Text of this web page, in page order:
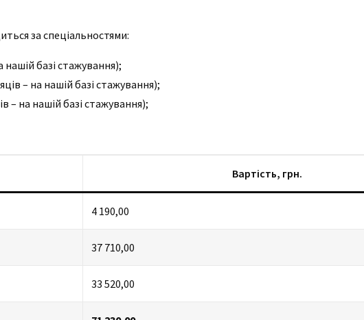
за спеціальностями:
нашій базі стажування);
– на нашій базі стажування);
– на нашій базі стажування);
Вартість, грн.
4 190,00
37 710,00
33 520,00